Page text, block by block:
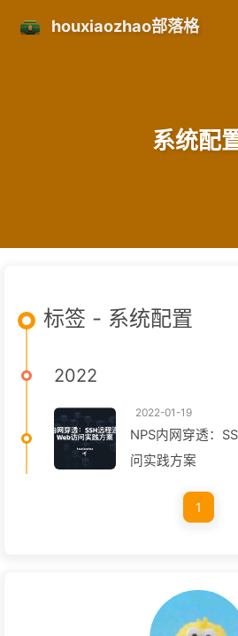
houxiaozhao部落格
系统配
标签 - 系统配置
2022
2022-01-19
NPS内网穿透：
问实践方案
1